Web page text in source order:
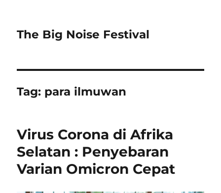
The Big Noise Festival
Tag: para ilmuwan
Virus Corona di Afrika
Selatan : Penyebaran
Varian Omicron Cepat